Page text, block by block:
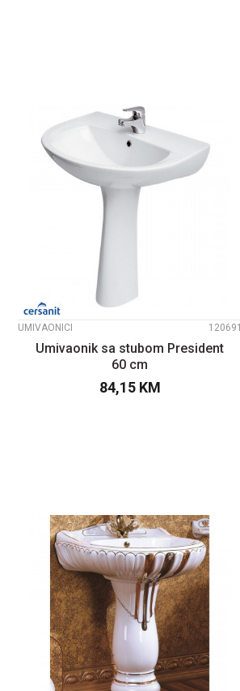
UPOREDI
UMIVAONICI 120691
Umivaonik sa stubom President
60 cm
84,15 KM
UPOREDI